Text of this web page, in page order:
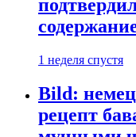
1 неделя спустя
Bild:
рецепт